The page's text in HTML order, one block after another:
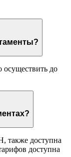
и выезд в апартаменты?
осуществить до
в апартаментах?
также доступна
доступна